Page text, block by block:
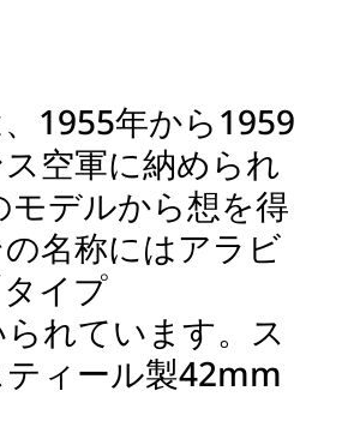
1955年から1959
空軍に納められ
モデルから想を得
名称にはアラビ
イプ
れています。ス
ィール製42mm